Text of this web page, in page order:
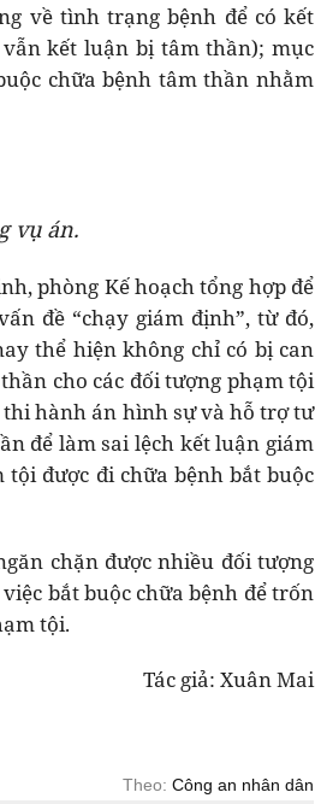
về tình trạng bệnh để có kết
kết luận bị tâm thần); mục
chữa bệnh tâm thần nhằm
vụ án.
phòng Kế hoạch tổng hợp để
đề “chạy giám định”, từ đó,
thể hiện không chỉ có bị can
cho các đối tượng phạm tội
hành án hình sự và hỗ trợ tư
để làm sai lệch kết luận giám
được đi chữa bệnh bắt buộc
chặn được nhiều đối tượng
bắt buộc chữa bệnh để trốn
tội.
Tác giả: Xuân Mai
Theo: Công an nhân dân